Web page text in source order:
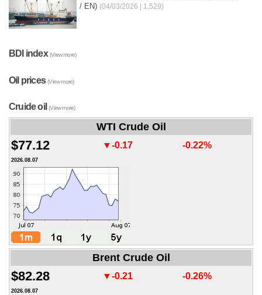
/ EN) (04/03/2026 | 1,529)
BDI index(View more)
Oil prices(View more)
Cruide oil(View more)
WTI Crude Oil
$77.12 ▼-0.17 -0.22%
2026.08.07
Brent Crude Oil
$82.28 ▼-0.21 -0.26%
2026.08.07